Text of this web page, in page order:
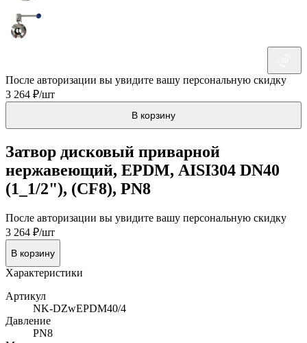
После авторизации вы увидите вашу персональную скидку
3 264 ₽/шт
В корзину
Затвор дисковый приварной
нержавеющий, EPDM, AISI304 DN40
(1_1/2"), (CF8), PN8
После авторизации вы увидите вашу персональную скидку
3 264 ₽/шт
В корзину
Характеристики
Артикул
NK-DZwEPDM40/4
Давление
PN8